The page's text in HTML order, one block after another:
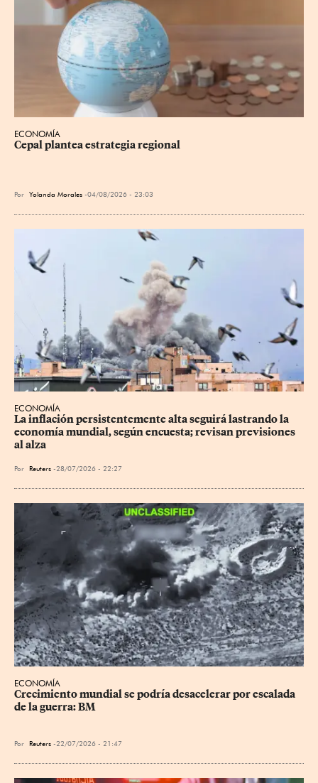
ECONOMÍA
Cepal plantea estrategia regional
Por Yolanda Morales 04/08/2026 - 23:03
ECONOMÍA
La inflación persistentemente alta seguirá lastrando la
economía mundial, según encuesta; revisan previsiones
al alza
Por Reuters 28/07/2026 - 22:27
ECONOMÍA
Crecimiento mundial se podría desacelerar por escalada
de la guerra: BM
Por Reuters 22/07/2026 - 21:47